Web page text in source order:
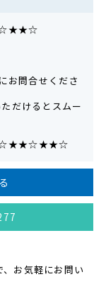
お問合せくださ
だけるとスムー
お気軽にお問い